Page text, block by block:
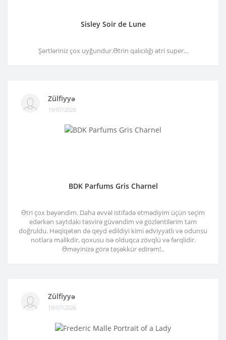
Sisley Soir de Lune
Şərtləriniz çox uyğundur.Ətrin qalıcılığı ətri super...
Zülfiyyə
19/07/2026
BDK Parfums Gris Charnel
Ətri çox bəyəndim. Daha əvvəl istifadə etmədiyim üçün seçim
edərkən saytdakı təsvirə güvəndim və gözləntilərim tam
doğruldu. Həqiqətən də qeyd edildiyi kimi ədviyyatlı və odunsu
notlara malikdir, qoxusu isə olduqca zövqlü və fərqlidir.
Əməyinizə görə təşəkkür edirəm!..
Zülfiyyə
19/07/2026